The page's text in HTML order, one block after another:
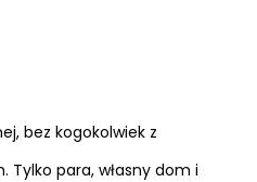
bez kogokolwiek z
para, własny dom i